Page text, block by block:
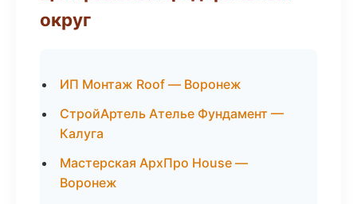
округ
ИП Монтаж Roof — Воронеж
СтройАртель Ателье Фундамент —
Калуга
Мастерская АрхПро House —
Воронеж